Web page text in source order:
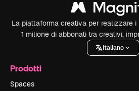
La piattaforma creativa per realizzare
1 milione di abbonati tra creativi,
Italiano
Prodotti
Spaces